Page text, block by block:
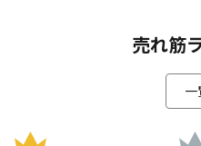
売れ筋
一